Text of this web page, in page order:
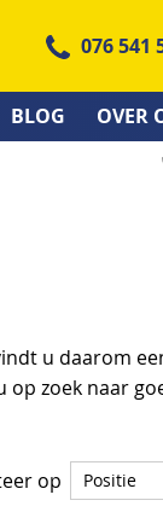
076 541
BLOG OVER
u daarom
op zoek naar
op